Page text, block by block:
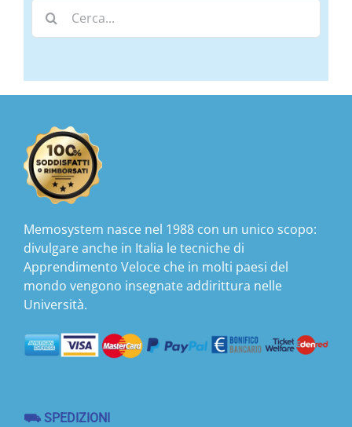
per:
Memosystem nasce nel 1988 con un unico scopo:
divulgare anche in Italia le tecniche di
Apprendimento Veloce che in molti paesi del
mondo vengono insegnate addirittura nelle
Università.
⛟ SPEDIZIONI